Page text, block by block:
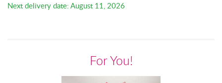
Next delivery date: August 11, 2026
For You!